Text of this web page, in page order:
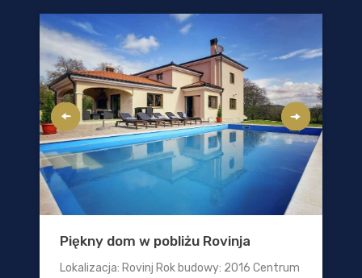
Piękny dom w pobliżu Rovinja
Lokalizacja: Rovinj Rok budowy: 2016 Centrum